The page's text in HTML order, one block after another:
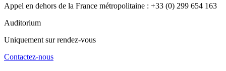
Appel en dehors de la France métropolitaine : +33 (0) 299 654 163
Auditorium
Uniquement sur rendez-vous
Contactez-nous